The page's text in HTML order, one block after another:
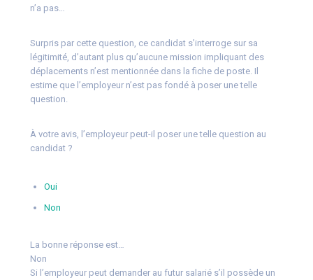
n’a pas…
Surpris par cette question, ce candidat s’interroge sur sa
légitimité, d’autant plus qu’aucune mission impliquant des
déplacements n’est mentionnée dans la fiche de poste. Il
estime que l’employeur n’est pas fondé à poser une telle
question.
À votre avis, l’employeur peut-il poser une telle question au
candidat ?
Oui
Non
La bonne réponse est…
Non
Si l’employeur peut demander au futur salarié s’il possède un